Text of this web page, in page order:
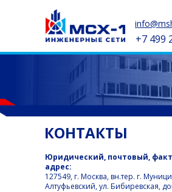
+7 499
КОНТАКТЫ
Юридический, почтовый,
адрес:
127549, г. Москва, вн.тер. г.
Алтуфьевский, ул. Бибиревская,